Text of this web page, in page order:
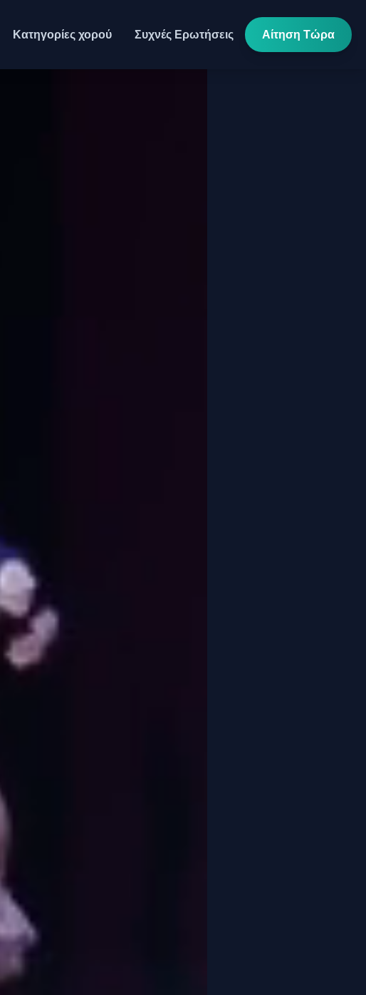
Κατηγορίες χορού Συχνές Ερωτήσεις Αίτηση Τώρα